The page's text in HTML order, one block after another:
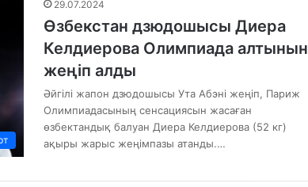
29.07.2024
Өзбекстан дзюдошысы Диера
Келдиерова Олимпиада алтынын
жеңіп алды
Әйгілі жапон дзюдошысы Ута Абэні жеңіп, Париж
Олимпиадасының сенсациясын жасаған
өзбектандық балуан Диера Келдиерова (52 кг)
ақыры жарыс жеңімпазы атанды.…